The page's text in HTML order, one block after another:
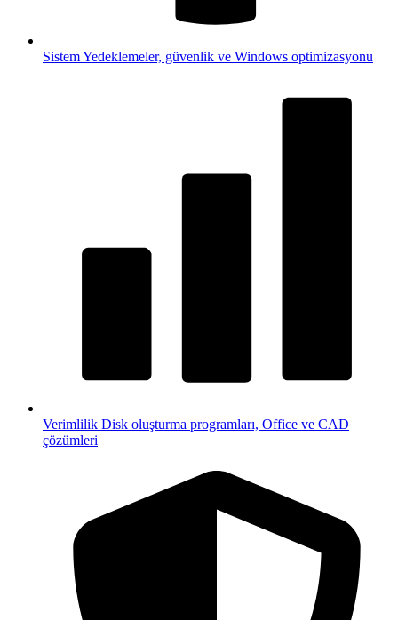
SistemYedeklemeler, güvenlik ve Windows optimizasyonu
Verimlilik Disk oluşturma programları, Office ve CAD
çözümleri